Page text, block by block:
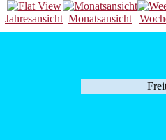
Jahresansicht Monatsansicht